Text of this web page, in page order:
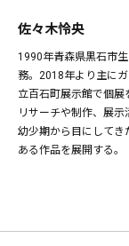
佐々木怜央
1990年青森県黒石市
務。2018年より主に
立百石町展示館で個展
リサーチや制作、展
幼少期から目にしてき
ある作品を展開する。